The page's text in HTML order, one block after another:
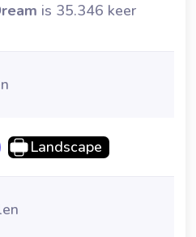
is 35.346 keer
Landscape